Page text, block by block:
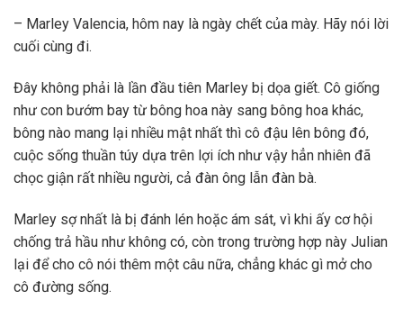
– Marley Valencia, hôm nay là ngày chết của mày. Hãy nói lời
cuối cùng đi.
Đây không phải là lần đầu tiên Marley bị dọa giết. Cô giống
như con bướm bay từ bông hoa này sang bông hoa khác,
bông nào mang lại nhiều mật nhất thì cô đậu lên bông đó,
cuộc sống thuần túy dựa trên lợi ích như vậy hẳn nhiên đã
chọc giận rất nhiều người, cả đàn ông lẫn đàn bà.
Marley sợ nhất là bị đánh lén hoặc ám sát, vì khi ấy cơ hội
chống trả hầu như không có, còn trong trường hợp này Julian
lại để cho cô nói thêm một câu nữa, chẳng khác gì mở cho
cô đường sống.